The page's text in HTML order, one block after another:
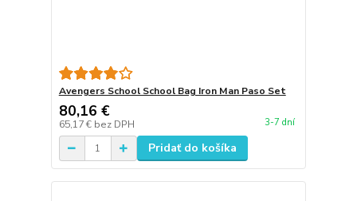
Avengers School School Bag Iron Man Paso Set
80,16 €
65,17 € bez DPH 3-7 dní
Pridať do košíka